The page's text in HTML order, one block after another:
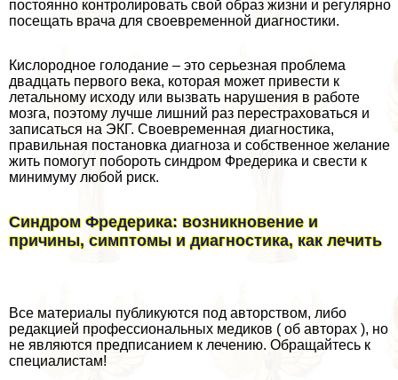
постоянно контролировать свой образ жизни и регулярно
посещать врача для своевременной диагностики.
Кислородное голодание – это серьезная проблема
двадцать первого века, которая может привести к
летальному исходу или вызвать нарушения в работе
мозга, поэтому лучше лишний раз перестраховаться и
записаться на ЭКГ. Своевременная диагностика,
правильная постановка диагноза и собственное желание
жить помогут побороть синдром Фредерика и свести к
минимуму любой риск.
Синдром Фредерика: возникновение и
причины, симптомы и диагностика, как лечить
Все материалы публикуются под авторством, либо
редакцией профессиональных медиков ( об авторах ), но
не являются предписанием к лечению. Обращайтесь к
специалистам!